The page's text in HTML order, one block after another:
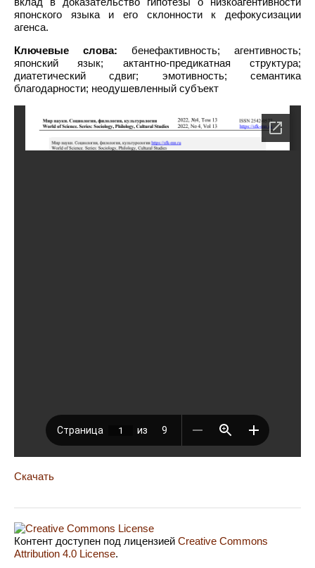
японского языка и его склонности к дефокусизации
агенса.
Ключевые слова: бенефактивность; агентивность;
японский язык; актантно-предикатная структура;
диатетический сдвиг; эмотивность; семантика
благодарности; неодушевленный субъект
Скачать
Контент доступен под лицензией Creative Commons
Attribution 4.0 License.